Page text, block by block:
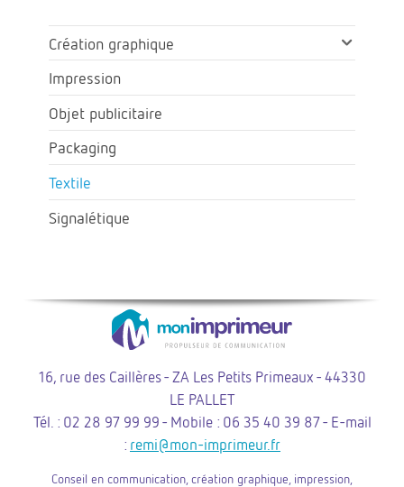
Création graphique
Impression
Objet publicitaire
Packaging
Textile
Signalétique
16, rue des Caillères - ZA Les Petits Primeaux - 44330
LE PALLET
Tél. : 02 28 97 99 99 - Mobile : 06 35 40 39 87 - E-mail
: remi@mon-imprimeur.fr
Conseil en communication, création graphique, impression,